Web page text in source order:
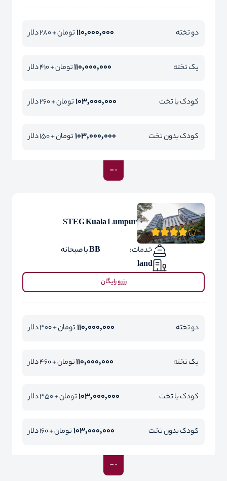
دو تخته 110,000,000تومان + 280 دلار
یک تخته 110,000,000تومان + 410 دلار
کودک با تخت 103,000,000تومان + 260 دلار
کودک بدون تخت 103,000,000تومان + 150 دلار
STEG Kuala Lumpur
خدمات:
BB با صبحانه
land
رزرو رایگان
دو تخته 110,000,000تومان + 300 دلار
یک تخته 110,000,000تومان + 460 دلار
کودک با تخت 103,000,000تومان + 350 دلار
کودک بدون تخت 103,000,000تومان + 160 دلار